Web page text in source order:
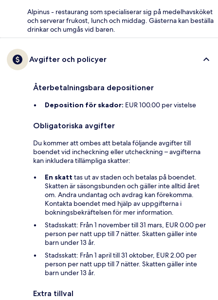
Alpinus - restaurang som specialiserar sig på medelhavsköket
och serverar frukost, lunch och middag. Gästerna kan beställa
drinkar och umgås vid baren.
Avgifter och policyer
Återbetalningsbara depositioner
Deposition för skador: EUR 100.00 per vistelse
Obligatoriska avgifter
Du kommer att ombes att betala följande avgifter till
boendet vid incheckning eller utcheckning – avgifterna
kan inkludera tillämpliga skatter:
En skatt tas ut av staden och betalas på boendet.
Skatten är säsongsbunden och gäller inte alltid året
om. Andra undantag och avdrag kan förekomma.
Kontakta boendet med hjälp av uppgifterna i
bokningsbekräftelsen för mer information.
Stadsskatt: Från 1 november till 31 mars, EUR 0.00 per
person per natt upp till 7 nätter. Skatten gäller inte
barn under 13 år.
Stadsskatt: Från 1 april till 31 oktober, EUR 2.00 per
person per natt upp till 7 nätter. Skatten gäller inte
barn under 13 år.
Extra tillval